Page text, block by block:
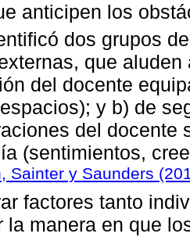
anticipen los
dos grupos
que
del docente
y b) de
del docente
(sentimientos,
Sainter y Saunders
factores tanto
la manera en que